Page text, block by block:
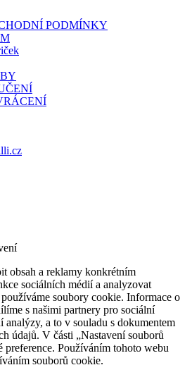
PODMÍNKY
obsah a reklamy konkrétním
sociálních médií a analyzovat
soubory cookie. Informace o
s našimi partnery pro sociální
analýzy, a to v souladu s dokumentem
údajů. V části „Nastavení souborů
preference. Používáním tohoto webu
souborů cookie.